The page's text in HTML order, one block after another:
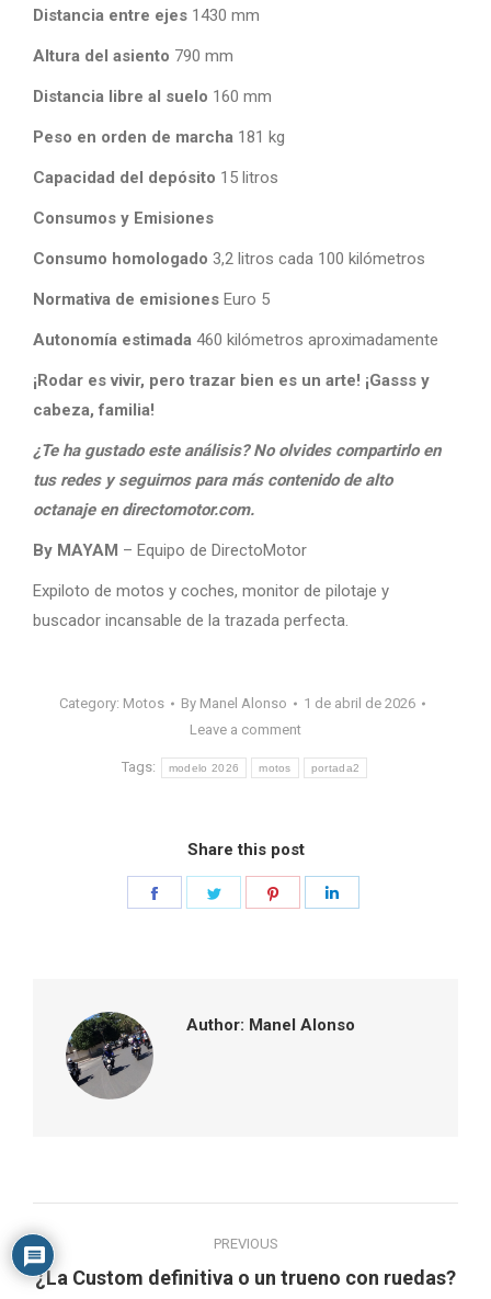
Distancia entre ejes 1430 mm
Altura del asiento 790 mm
Distancia libre al suelo 160 mm
Peso en orden de marcha 181 kg
Capacidad del depósito 15 litros
Consumos y Emisiones
Consumo homologado 3,2 litros cada 100 kilómetros
Normativa de emisiones Euro 5
Autonomía estimada 460 kilómetros aproximadamente
¡Rodar es vivir, pero trazar bien es un arte! ¡Gasss y
cabeza, familia!
¿Te ha gustado este análisis? No olvides compartirlo en
tus redes y seguirnos para más contenido de alto
octanaje en directomotor.com.
By MAYAM – Equipo de DirectoMotor
Expiloto de motos y coches, monitor de pilotaje y
buscador incansable de la trazada perfecta.
Category: Motos By Manel Alonso
1 de abril de 2026
Leave a comment
Tags: modelo 2026 motos portada2
Share this post
Author: Manel Alonso
Post
navigation
PREVIOUS
¿La Custom definitiva o un trueno con ruedas?